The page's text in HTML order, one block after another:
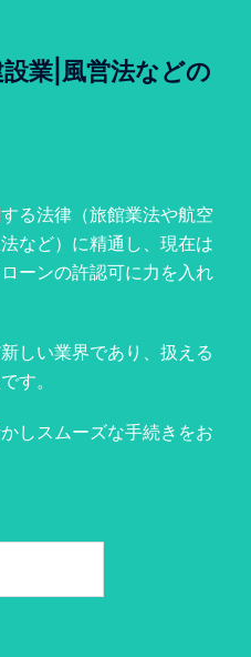
業|風営法などの
る法律（旅館業法や航空
など）に精通し、現在は
ーンの許認可に力を入れ
しい業界であり、扱える
す。
しスムーズな手続きをお